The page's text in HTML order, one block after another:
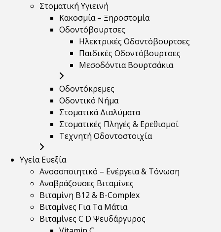
Στοματική Υγιεινή
Κακοσμία – Ξηροστομία
Οδοντόβουρτσες
Ηλεκτρικές Οδοντόβουρτσες
Παιδικές Οδοντόβουρτσες
Μεσοδόντια Βουρτσάκια
Οδοντόκρεμες
Οδοντικό Νήμα
Στοματικά Διαλύματα
Στοματικές Πληγές & Ερεθισμοί
Τεχνητή Οδοντοστοιχία
Υγεία Ευεξία
Ανοσοποιητικό – Ενέργεια & Τόνωση
Αναβράζουσες Βιταμίνες
Βιταμίνη B12 & Β-Complex
Βιταμίνες Για Τα Μάτια
Βιταμίνες C D Ψευδάργυρος